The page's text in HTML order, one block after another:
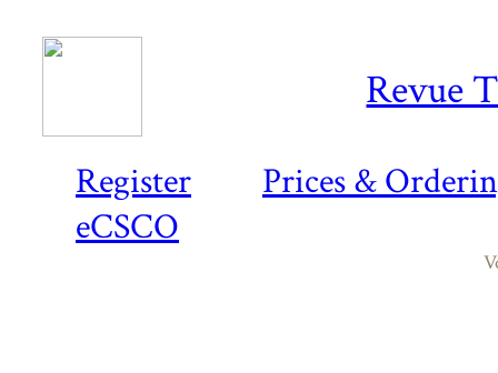
Register
Prices &
eCSCO
Revue